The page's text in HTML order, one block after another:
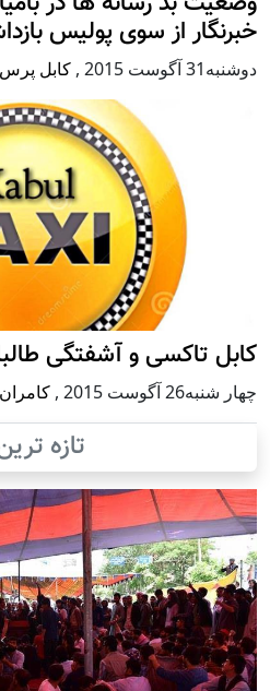
خبرنگار از سوی پولیس
دوشنبه31 آگوست 2015 , کابل
کابل تاکسی و آشفتگی
چهار شنبه26 آگوست 2015 ,
تازه